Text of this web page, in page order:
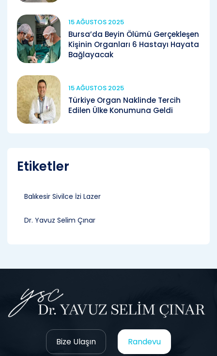
15 AĞUSTOS 2025
Bursa’da Beyin Ölümü Gerçekleşen
Kişinin Organları 6 Hastayı Hayata
Bağlayacak
15 AĞUSTOS 2025
Türkiye Organ Naklinde Tercih
Edilen Ülke Konumuna Geldi
Etiketler
Balıkesir Sivilce İzi Lazer
Dr. Yavuz Selim Çınar
Bize Ulaşın Randevu